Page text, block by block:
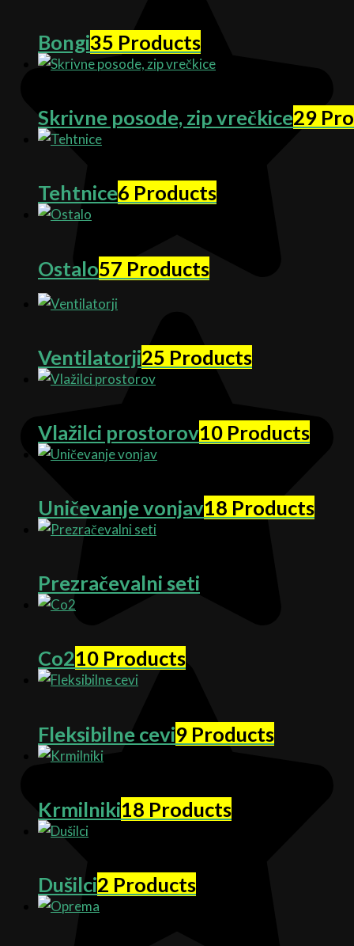
Bongi35 Products
Skrivne posode, zip vrečkice29
Tehtnice6 Products
Ostalo57 Products
Ventilatorji25 Products
Vlažilci prostorov10 Products
Uničevanje vonjav18 Products
Prezračevalni seti
Co210 Products
Fleksibilne cevi9 Products
Krmilniki18 Products
Dušilci2 Products